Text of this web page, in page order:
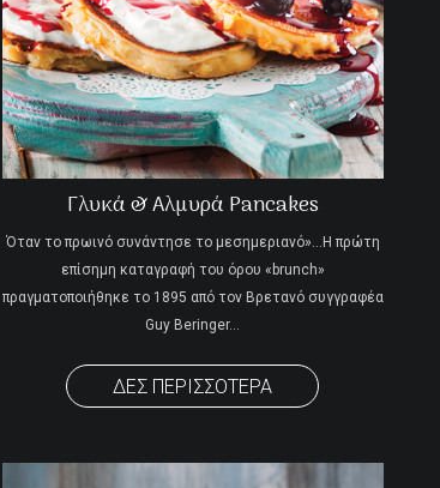
Γλυκά & Αλμυρά Pancakes
Όταν το πρωινό συνάντησε το μεσημεριανό»…Η πρώτη
επίσημη καταγραφή του όρου «brunch»
πραγματοποιήθηκε το 1895 από τον Βρετανό συγγραφέα
Guy Beringer…
ΔΕΣ ΠΕΡΙΣΣΟΤΕΡΑ